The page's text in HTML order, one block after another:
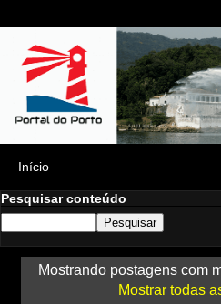
Pesquisar conteúdo
Mostrando postagens com
Mostrar todas